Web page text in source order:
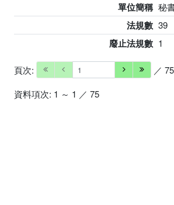
單位簡稱 秘
法規數 39
廢止法規數 1
頁次:
／ 75
資料項次: 1 ～ 1 ／ 75